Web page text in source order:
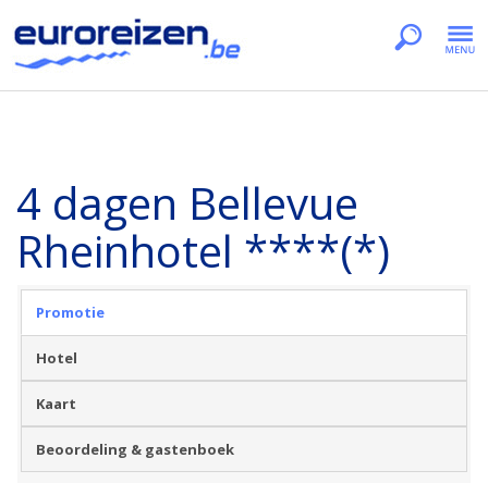
4 dagen Bellevue
Rheinhotel ****(*)
Promotie
Hotel
Kaart
Beoordeling & gastenboek